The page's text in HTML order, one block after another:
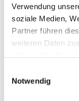
Verwendung
soziale Medien,
Partner führen
weiteren Daten
Notwendig
Hacke die
Brettchen
die
klopfst